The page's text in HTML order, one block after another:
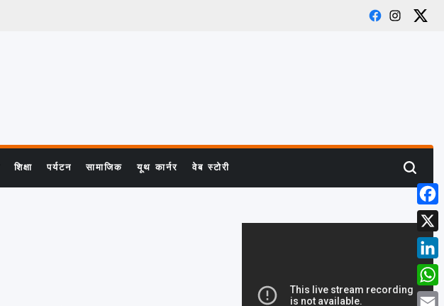
Facebook
Instagram
X
शिक्षा पर्यटन सामाजिक यूथ कार्नर वेब स्टोरी Search
X